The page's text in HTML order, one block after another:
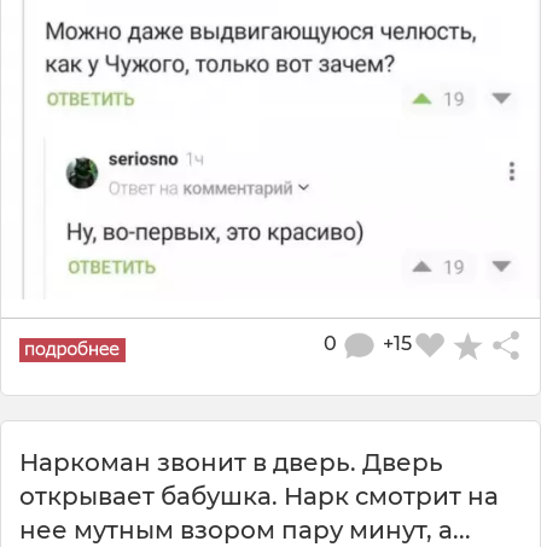
+15
0
Наркоман звонит в дверь. Дверь
открывает бабушка. Нарк смотрит на
нее мутным взором пару минут, а...